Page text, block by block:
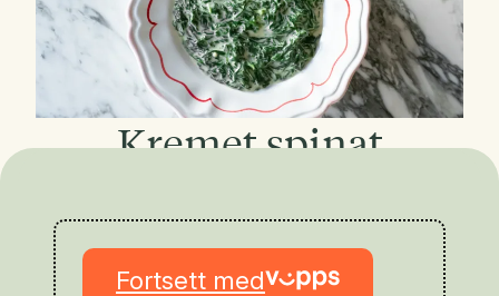
Kremet spinat
andre grønnsaker, grillet fisk og
stekt sopp
Fortsett med